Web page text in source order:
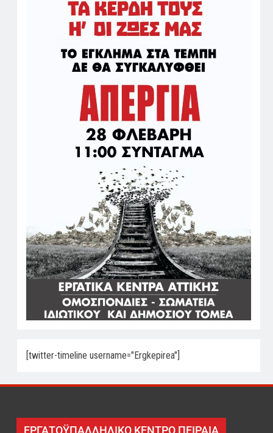
[twitter-timeline username="Ergkepirea"]
ΕΡΓΑΤΟΫΠΑΛΛΗΛΙΚΟ ΚΕΝΤΡΟ ΠΕΙΡΑΙΑ